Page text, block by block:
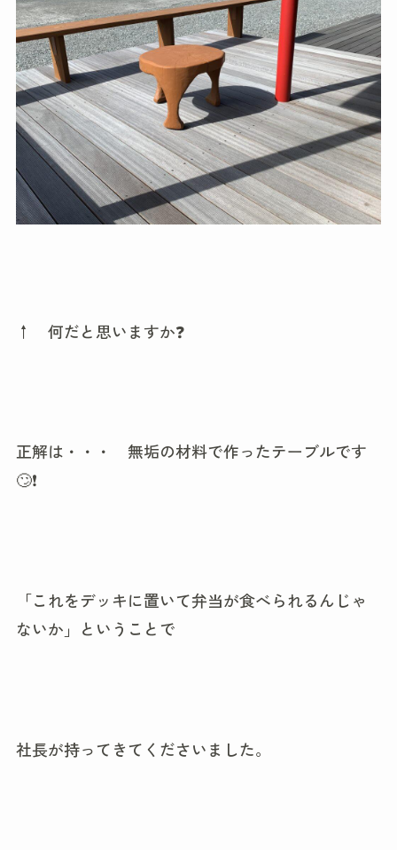
↑ 何だと思いますか❓
正解は・・・ 無垢の材料で作ったテーブルです
🙄❗
「これをデッキに置いて弁当が食べられるんじゃ
ないか」ということで
社長が持ってきてくださいました。